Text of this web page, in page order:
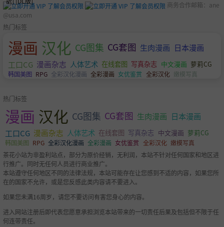
商务合作邮箱： ane
@usa.com
热门标签
漫画 汉化 CG图集 CG套图 生肉漫画 日本漫画
工口CG 漫画杂志 人体艺术 在线套图 写真杂志 中文漫画 萝莉CG
韩国美图 RPG 全彩汉化漫画 全彩漫画 女优鉴赏 全彩汉化 嫩模写真
热门标签
漫画 汉化 CG图集 CG套图 生肉漫画 日本漫画
工口CG 漫画杂志 人体艺术 在线套图 写真杂志 中文漫画 萝莉CG
韩国美图 RPG 全彩汉化漫画 全彩漫画 女优鉴赏 全彩汉化 嫩模写真
茶花小站为非盈利站点，部分为原价经销，无利润，本站不针对任何国家和地区进
行推广。同时无任何人员进行商业推广。
本站遵守任何地区不同的法律法规，本站可能存在让您感到不适的内容，如果您所
在的国家不允许，或是您反感此类内容请不要进入。
如果您未满16周岁，请您不要访问有害您身心的内容。
进入网站注册后即代表您愿意承担浏览本站带来的一切责任后果及包括但不限于任
何连带责任。